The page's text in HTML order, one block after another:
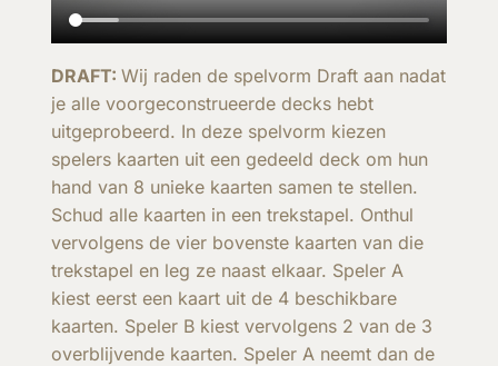
DRAFT: Wij raden de spelvorm Draft aan nadat
je alle voorgeconstrueerde decks hebt
uitgeprobeerd. In deze spelvorm kiezen
spelers kaarten uit een gedeeld deck om hun
hand van 8 unieke kaarten samen te stellen.
Schud alle kaarten in een trekstapel. Onthul
vervolgens de vier bovenste kaarten van die
trekstapel en leg ze naast elkaar. Speler A
kiest eerst een kaart uit de 4 beschikbare
kaarten. Speler B kiest vervolgens 2 van de 3
overblijvende kaarten. Speler A neemt dan de